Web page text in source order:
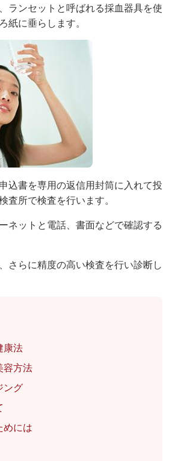
ランセットと呼ばれる採血器具を使
紙に垂らします。
込書を専用の返信用封筒に入れて投
査所で検査を行います。
ネットと電話、書面などで確認する
さらに精度の高い検査を行い診断し
康法
容方法
ング
めには